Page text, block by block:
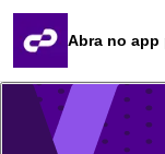
Quero revender
Blog
Whatsapp (16) 99764-
Televendas (47)
Abra no app